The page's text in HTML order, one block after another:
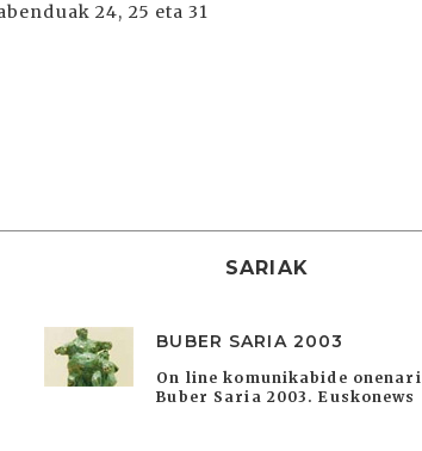
24, 25 eta 31
SARIAK
BUBER SARIA 2003
On line komunikabide onenari
Buber Saria 2003. Euskonews